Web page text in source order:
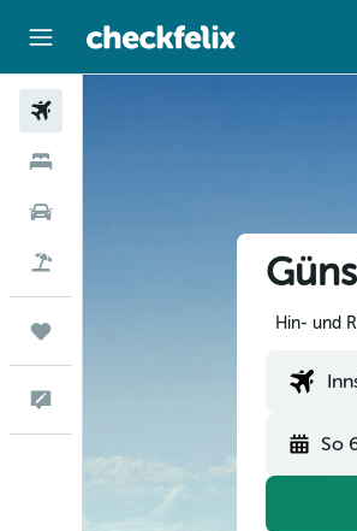
Hin- und
So